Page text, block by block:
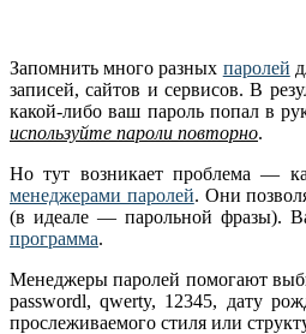
Запомнить много разных паролей
записей, сайтов и сервисов. В
какой-либо ваш пароль попал в
используйте пароли повторно.
Но тут возникает проблема —
менеджерами паролей. Они
(в идеале — парольной фразы).
программа.
Менеджеры паролей помогают
passwordl, qwerty, 12345, дату
прослеживаемого стиля или